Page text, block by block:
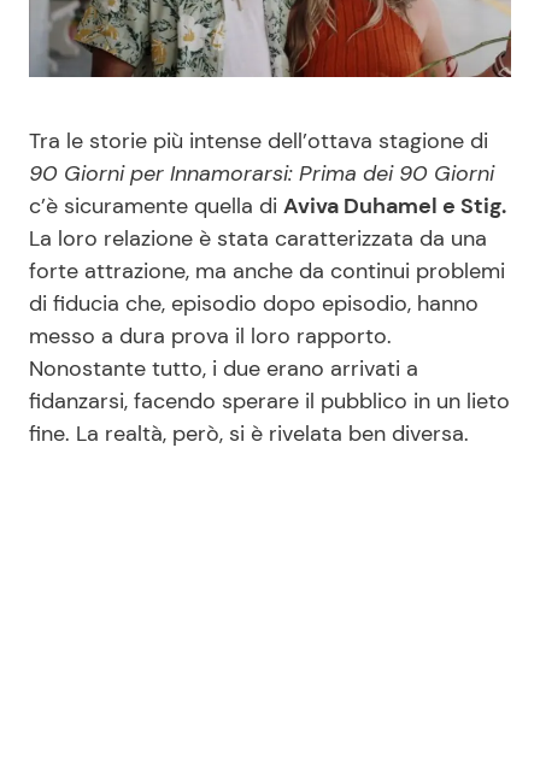
Mondo Mamma
Salute
Viaggi e Turismo
Le Ricette in TV
Ricette Facili e Veloci
Ricette Feste
Ricette per Bambini
Seguici
Tra le storie più intense dell’ottava stagione di
90 Giorni per Innamorarsi: Prima dei 90 Giorni
c’è sicuramente quella di Aviva Duhamel e Stig.
La loro relazione è stata caratterizzata da una
forte attrazione, ma anche da continui problemi
di fiducia che, episodio dopo episodio, hanno
messo a dura prova il loro rapporto.
Nonostante tutto, i due erano arrivati a
fidanzarsi, facendo sperare il pubblico in un lieto
fine. La realtà, però, si è rivelata ben diversa.